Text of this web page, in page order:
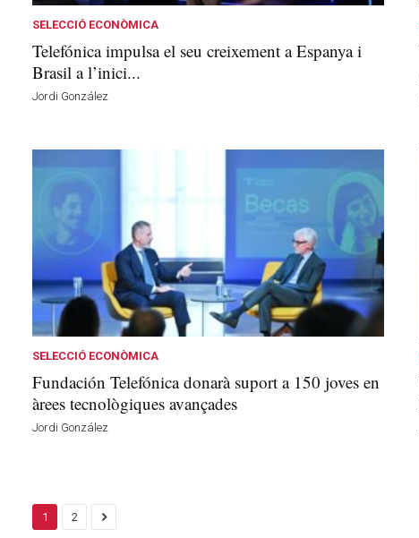
SELECCIÓ ECONÒMICA
Telefónica impulsa el seu creixement a Espanya i
Brasil a l’inici...
Jordi González
SELECCIÓ ECONÒMICA
Fundación Telefónica donarà suport a 150 joves en
àrees tecnològiques avançades
Jordi González
1 2